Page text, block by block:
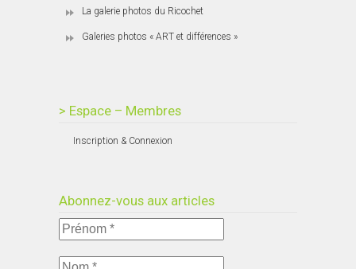
La galerie photos du Ricochet
Galeries photos « ART et différences »
> Espace – Membres
Inscription & Connexion
Abonnez-vous aux articles